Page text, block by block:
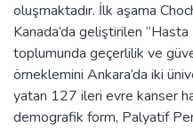
oluşmaktadır. İlk aşama
Kanada’da geliştirilen “Hasta
toplumunda geçerlilik ve
örneklemini Ankara’da iki
yatan 127 ileri evre kanser
demografik form, Palyatif